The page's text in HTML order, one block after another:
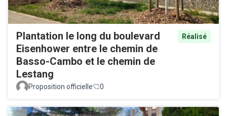
Plantation le long du boulevard
Eisenhower entre le chemin de
Basso-Cambo et le chemin de
Lestang
Réalisé
Proposition officielle 0